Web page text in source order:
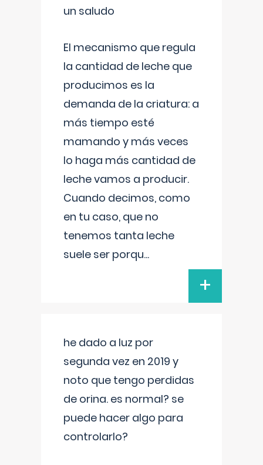
un saludo
El mecanismo que regula
la cantidad de leche que
producimos es la
demanda de la criatura: a
más tiempo esté
mamando y más veces
lo haga más cantidad de
leche vamos a producir.
Cuando decimos, como
en tu caso, que no
tenemos tanta leche
suele ser porqu...
+
he dado a luz por
segunda vez en 2019 y
noto que tengo perdidas
de orina. es normal? se
puede hacer algo para
controlarlo?